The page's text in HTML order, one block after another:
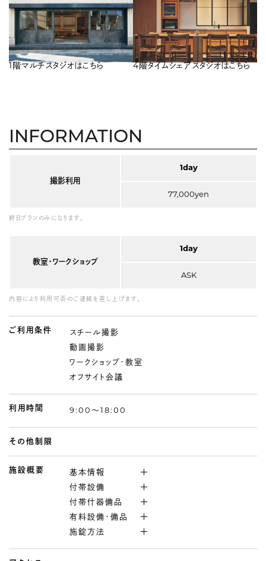
1階マルチスタジオはこちら 4階タイムシェアスタジオはこちら
INFORMATION
撮影利用
1day
77,000yen
終日プランのみになります。
教室・ワークショップ
1day
ASK
内容により利用可否のご連絡を差し上げます。
ご利用条件
スチール撮影
動画撮影
ワークショップ・教室
オフサイト会議
利用時間 9:00〜18:00
その他制限
施設概要
基本情報
付帯設備
付帯什器備品
有料設備・備品
施錠方法